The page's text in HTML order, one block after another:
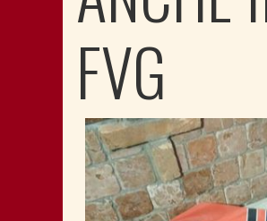
FVG